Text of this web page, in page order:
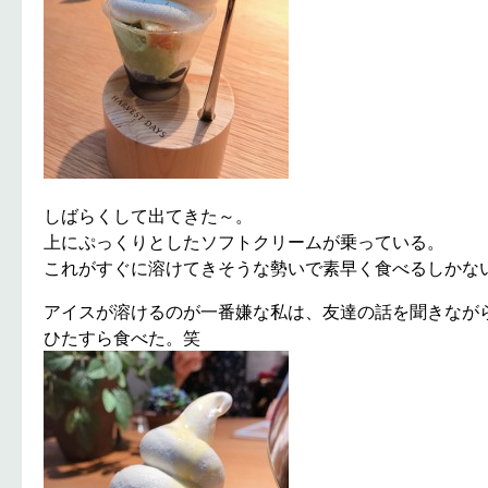
しばらくして出てきた～。
上にぷっくりとしたソフトクリームが乗っている。
これがすぐに溶けてきそうな勢いで素早く食べるしかな
アイスが溶けるのが一番嫌な私は、友達の話を聞きなが
ひたすら食べた。笑